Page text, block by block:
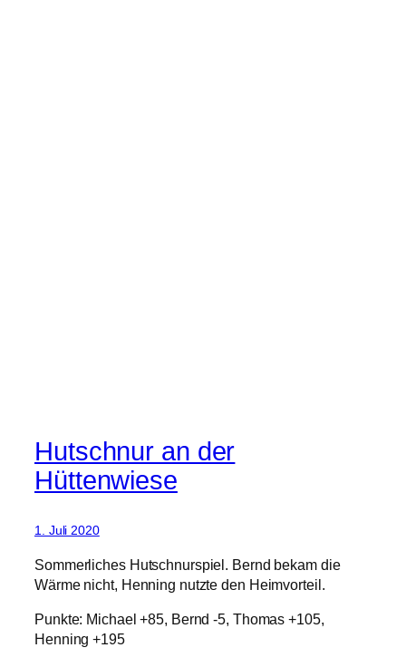
Hutschnur an der
Hüttenwiese
1. Juli 2020
Sommerliches Hutschnurspiel. Bernd bekam die
Wärme nicht, Henning nutzte den Heimvorteil.
Punkte: Michael +85, Bernd -5, Thomas +105,
Henning +195